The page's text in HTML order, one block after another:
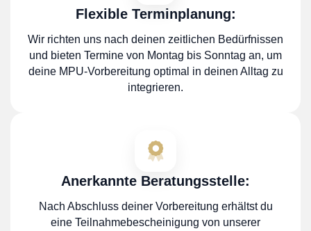
Flexible Terminplanung:
Wir richten uns nach deinen zeitlichen Bedürfnissen
und bieten Termine von Montag bis Sonntag an, um
deine MPU-Vorbereitung optimal in deinen Alltag zu
integrieren.
Anerkannte Beratungsstelle:
Nach Abschluss deiner Vorbereitung erhältst du
eine Teilnahmebescheinigung von unserer